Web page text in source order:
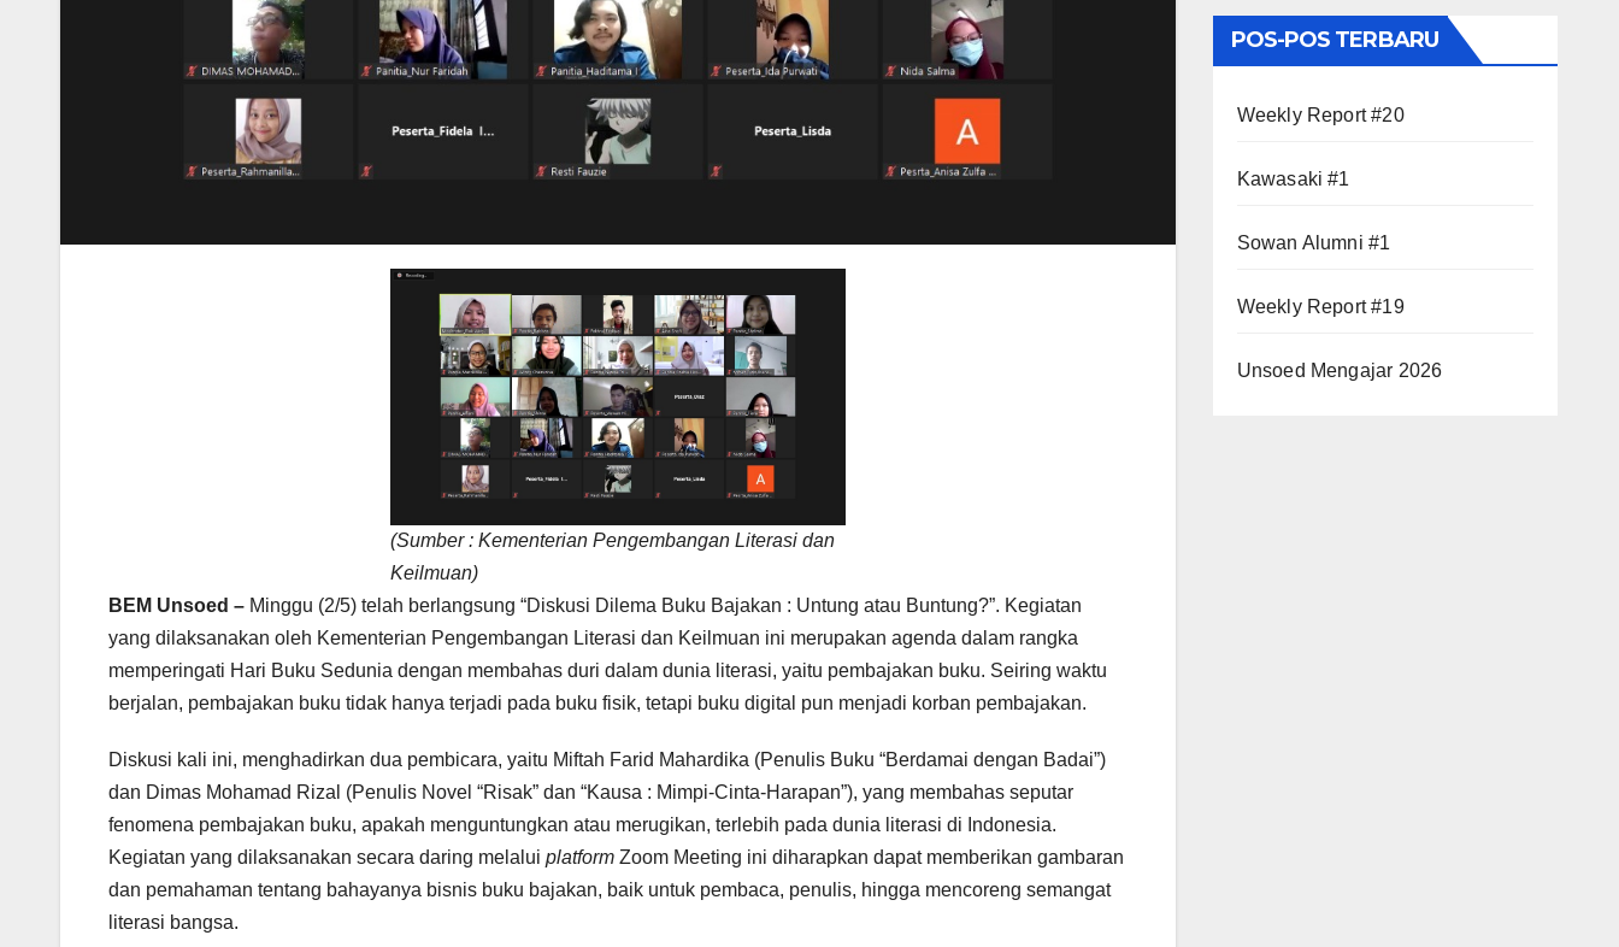
(Sumber : Kementerian Pengembangan Literasi dan
Keilmuan)
BEM Unsoed – Minggu (2/5) telah berlangsung “Diskusi Dilema Buku Bajakan : Untung atau Buntung?”. Kegiatan
yang dilaksanakan oleh Kementerian Pengembangan Literasi dan Keilmuan ini merupakan agenda dalam rangka
memperingati Hari Buku Sedunia dengan membahas duri dalam dunia literasi, yaitu pembajakan buku. Seiring waktu
berjalan, pembajakan buku tidak hanya terjadi pada buku fisik, tetapi buku digital pun menjadi korban pembajakan.
Diskusi kali ini, menghadirkan dua pembicara, yaitu Miftah Farid Mahardika (Penulis Buku “Berdamai dengan Badai”)
dan Dimas Mohamad Rizal (Penulis Novel “Risak” dan “Kausa : Mimpi-Cinta-Harapan”), yang membahas seputar
fenomena pembajakan buku, apakah menguntungkan atau merugikan, terlebih pada dunia literasi di Indonesia.
Kegiatan yang dilaksanakan secara daring melalui platform Zoom Meeting ini diharapkan dapat memberikan gambaran
dan pemahaman tentang bahayanya bisnis buku bajakan, baik untuk pembaca, penulis, hingga mencoreng semangat
literasi bangsa.
POS-POS TERBARU
Weekly Report #20
Kawasaki #1
Sowan Alumni #1
Weekly Report #19
Unsoed Mengajar 2026